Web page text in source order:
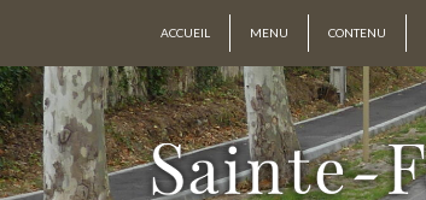
ACCUEIL MENU CONTENU